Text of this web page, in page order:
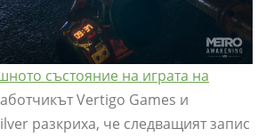
състояние на играта на
Vertigo Games и
разкриха, че следващият запис